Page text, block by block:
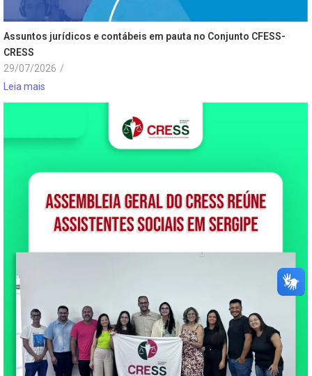
Assuntos jurídicos e contábeis em pauta no Conjunto CFESS-
CRESS
29/07/2026 /
Leia mais